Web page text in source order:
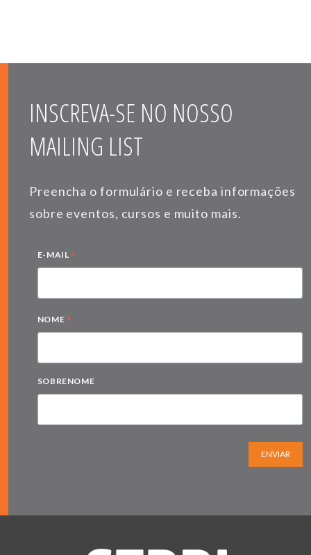
INSCREVA-SE NO NOSSO
MAILING LIST
Preencha o formulário e receba informações
sobre eventos, cursos e muito mais.
E-MAIL *
NOME *
SOBRENOME
ENVIAR